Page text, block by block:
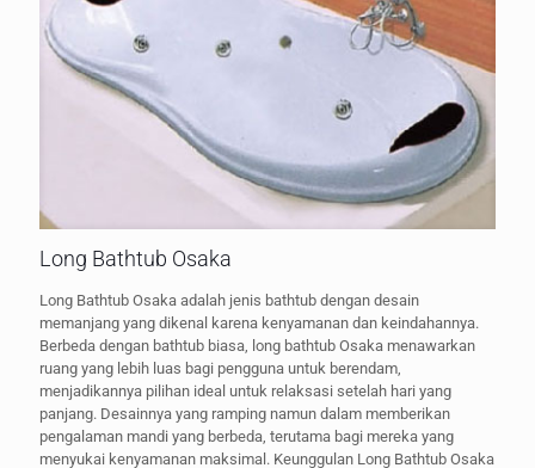
Long Bathtub Osaka
Long Bathtub Osaka adalah jenis bathtub dengan desain
memanjang yang dikenal karena kenyamanan dan keindahannya.
Berbeda dengan bathtub biasa, long bathtub Osaka menawarkan
ruang yang lebih luas bagi pengguna untuk berendam,
menjadikannya pilihan ideal untuk relaksasi setelah hari yang
panjang. Desainnya yang ramping namun dalam memberikan
pengalaman mandi yang berbeda, terutama bagi mereka yang
menyukai kenyamanan maksimal. Keunggulan Long Bathtub Osaka